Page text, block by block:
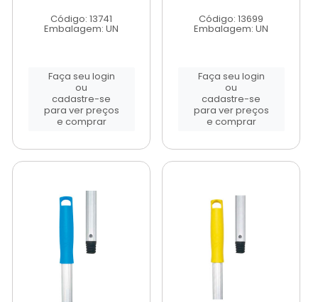
Código: 13741
Embalagem: UN
Faça seu login
ou
cadastre-se
para ver preços
e comprar
Código: 13699
Embalagem: UN
Faça seu login
ou
cadastre-se
para ver preços
e comprar